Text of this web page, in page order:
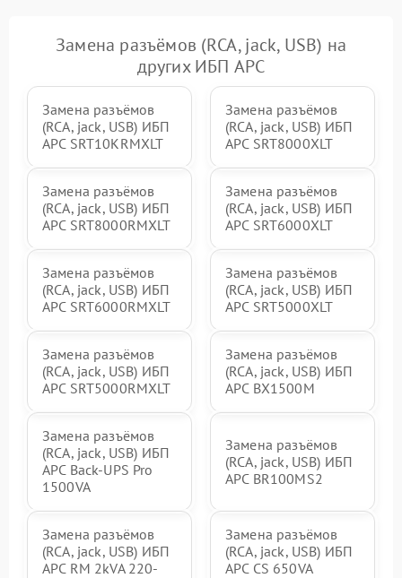
перенапряжения
Замена разъёмов (RCA, jack, USB) на
других ИБП APC
Замена разъёмов
(RCA, jack, USB) ИБП
APC SRT10KRMXLT
Замена разъёмов
(RCA, jack, USB) ИБП
APC SRT8000XLT
Замена разъёмов
(RCA, jack, USB) ИБП
APC SRT8000RMXLT
Замена разъёмов
(RCA, jack, USB) ИБП
APC SRT6000XLT
Замена разъёмов
(RCA, jack, USB) ИБП
APC SRT6000RMXLT
Замена разъёмов
(RCA, jack, USB) ИБП
APC SRT5000XLT
Замена разъёмов
(RCA, jack, USB) ИБП
APC SRT5000RMXLT
Замена разъёмов
(RCA, jack, USB) ИБП
APC BX1500M
Замена разъёмов
(RCA, jack, USB) ИБП
APC Back-UPS Pro
1500VA
Замена разъёмов
(RCA, jack, USB) ИБП
APC BR100MS2
Замена разъёмов
(RCA, jack, USB) ИБП
APC RM 2kVA 220-
Замена разъёмов
(RCA, jack, USB) ИБП
APC CS 650VA